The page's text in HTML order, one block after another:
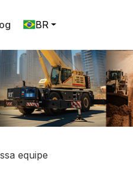
BR
equipe